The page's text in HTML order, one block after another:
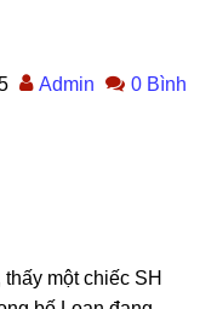
Admin
0 Bình
một chiếc SH